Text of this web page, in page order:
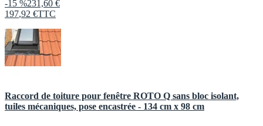
-15 %231,60 €
197,92 €TTC
Raccord de toiture pour fenêtre ROTO Q sans bloc isolant,
tuiles mécaniques, pose encastrée - 134 cm x 98 cm